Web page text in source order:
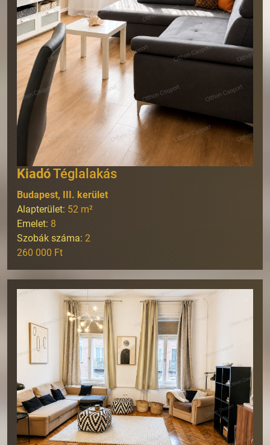
KiadóTéglalakás
Budapest, III. kerület
Alapterület: 52 m²
Emelet: 8
Szobák száma: 2
260 000 Ft